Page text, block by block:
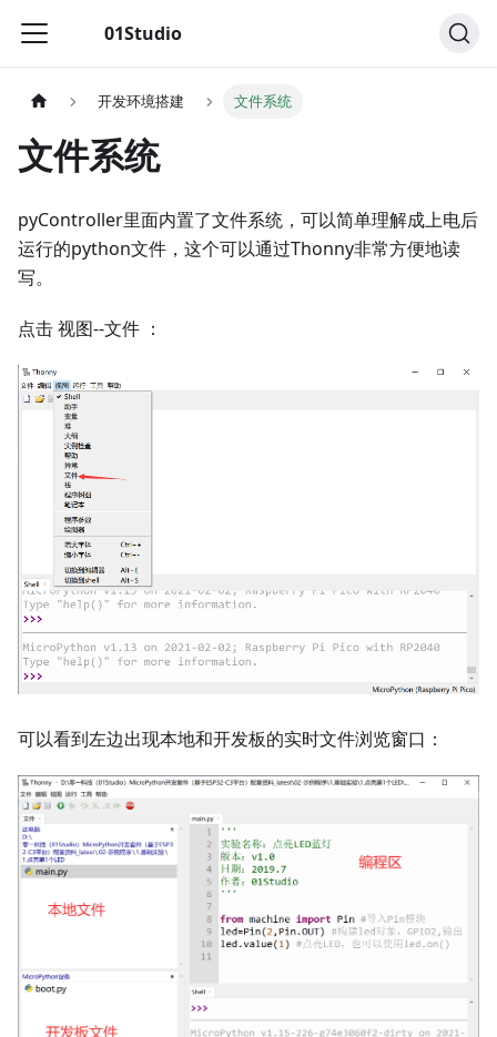
01Studio
开发环境搭建 文件系统
文件系统
pyController里面内置了文件系统，可以简单理解成上电后
运行的python文件，这个可以通过Thonny非常方便地读
写。
点击 视图--文件 ：
可以看到左边出现本地和开发板的实时文件浏览窗口：